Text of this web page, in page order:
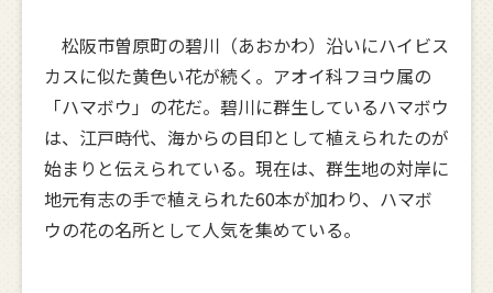
松阪市曽原町の碧川（あおかわ）沿いにハイビス
カスに似た黄色い花が続く。アオイ科フヨウ属の
「ハマボウ」の花だ。碧川に群生しているハマボウ
は、江戸時代、海からの目印として植えられたのが
始まりと伝えられている。現在は、群生地の対岸に
地元有志の手で植えられた60本が加わり、ハマボ
ウの花の名所として人気を集めている。